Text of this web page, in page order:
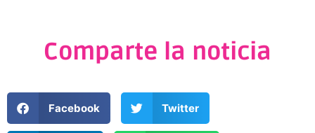
Comparte la noticia
Facebook Twitter